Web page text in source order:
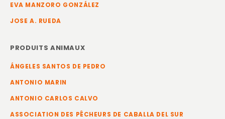
EVA MANZORO GONZÁLEZ
JOSE A. RUEDA
PRODUITS ANIMAUX
ÁNGELES SANTOS DE PEDRO
ANTONIO MARIN
ANTONIO CARLOS CALVO
ASSOCIATION DES PÊCHEURS DE CABALLA DEL SUR